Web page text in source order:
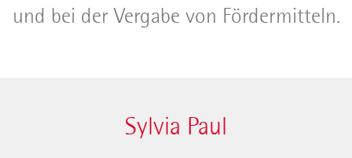
und bei der Vergabe von Fördermitteln.
Sylvia Paul